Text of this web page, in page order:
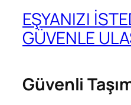
EŞYANIZI
GÜVENLE
Güvenli